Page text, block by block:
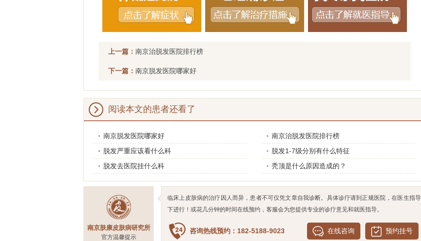
上一篇： 南京治脱发医院排行榜
下一篇： 南京脱发医院哪家好
阅读本文的患者还看了
南京脱发医院哪家好
南京治脱发医院排行榜
脱发严重应该看什么科
脱发1-7级分别有什么特征
脱发去医院挂什么科
秃顶是什么原因造成的？
南京肤康皮肤病研究所
官方温馨提示
临床上皮肤病的治疗因人而异，患者不可仅凭文章自我诊断。具体诊疗请到正规医院，在医生指导
下进行！或花几分钟的时间在线预约，客服会为您提供专业的诊疗意见和就医指导。
咨询热线预约：182-5188-9023 在线咨询 预约挂号